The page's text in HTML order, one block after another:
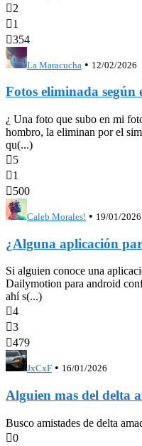
2
1
354
La Maracucha • 12/02/2026
Fotos eliminada según
¿ Una foto que subo en mi
hombro, la eliminan por el
qu(...)
5
1
500
Caleb Morales! • 19/01/2026
¿Alguna aplicación
Si alguien conoce una
Dailymotion para android
ahí s(...)
4
3
479
JxCxF • 16/01/2026
Alguien mas del delta
Busco amistades de delta
0